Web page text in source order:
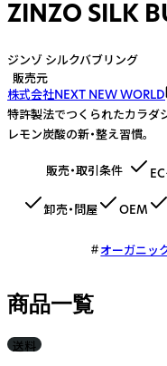
ZINZO SILK
ジンゾ シルクバブリング
販売元
株式会社NEXT NEW WORLD
特許製法でつくられたカラダ
レモン炭酸の新・整え習慣。
販売・取引条件
卸売・問屋 OEM
オーガニッ
商品一覧
送料